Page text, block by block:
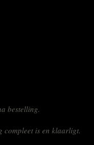
bestelling.
compleet is en klaarligt.